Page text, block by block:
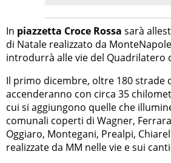
In piazzetta Croce Rossa sarà
di Natale realizzato da
introdurrà alle vie del Quadrilatero
Il primo dicembre, oltre 180 strade
accenderanno con circa 35
cui si aggiungono quelle che
comunali coperti di Wagner,
Oggiaro, Montegani, Prealpi,
realizzate da MM nelle vie e sui